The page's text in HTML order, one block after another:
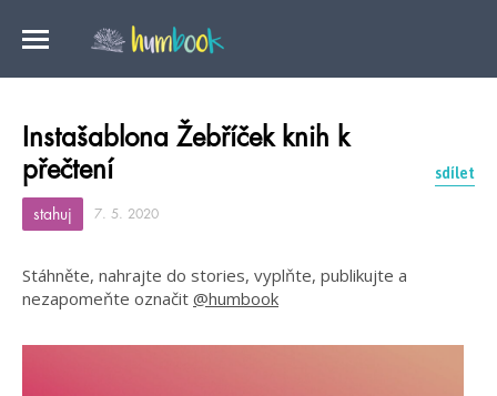
Instašablona Žebříček knih k
přečtení
sdílet
stahuj 7. 5. 2020
Stáhněte, nahrajte do stories, vyplňte, publikujte a
nezapomeňte označit @humbook